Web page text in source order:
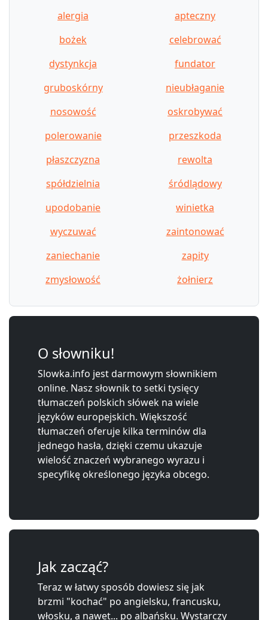
alergia
apteczny
bożek
celebrować
dystynkcja
fundator
gruboskórny
nieubłaganie
nosowość
oskrobywać
polerowanie
przeszkoda
płaszczyzna
rewolta
spółdzielnia
śródlądowy
upodobanie
winietka
wyczuwać
zaintonować
zaniechanie
zapity
zmysłowość
żołnierz
O słowniku!
Slowka.info jest darmowym słownikiem
online. Nasz słownik to setki tysięcy
tłumaczeń polskich słówek na wiele
języków europejskich. Większość
tłumaczeń oferuje kilka terminów dla
jednego hasła, dzięki czemu ukazuje
wielość znaczeń wybranego wyrazu i
specyfikę określonego języka obcego.
Jak zacząć?
Teraz w łatwy sposób dowiesz się jak
brzmi "kochać" po angielsku, francusku,
włosku, a nawet... po albańsku. Wystarczy